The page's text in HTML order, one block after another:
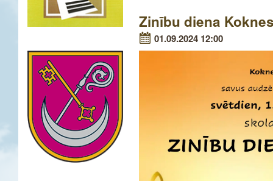
Zinību diena
01.09.2024 12:00